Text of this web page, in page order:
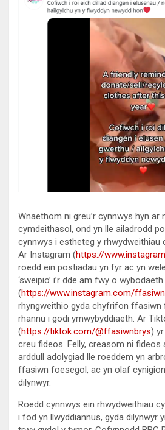
Wnaethom ni greu’r cynnwys hyn ar
cymdeithasol, ond yn lle ailadrodd
cynnwys i estheteg y rhwydweithiau
Ar Instagram (https://
roedd ein postiadau yn fyr ac yn
‘sweipio’ i’r dde am fwy o
(https://www.instagram.com/
rhyngweithio gyda chyfrifon ffasiwn
rhannu i godi ymwybyddiaeth. Ar
(https://tiktok.com/@ffasiwnbrys)
creu fideos. Felly, creasom ni fideos
arddull adolygiad lle roeddem yn
ffasiwn foesegol, ac yn olaf
dilynwyr.
Roedd cynnwys ein rhwydweithiau
i fod yn llwyddiannus, gyda dilynwyr